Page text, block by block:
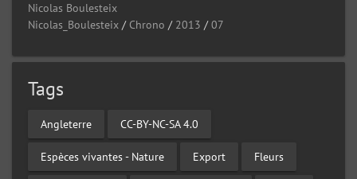
Nicolas Boulesteix
Nicolas_Boulesteix / Chrono / 2013 /07
Tags
Angleterre CC-BY-NC-SA 4.0
Espèces vivantes - Nature Export Fleurs